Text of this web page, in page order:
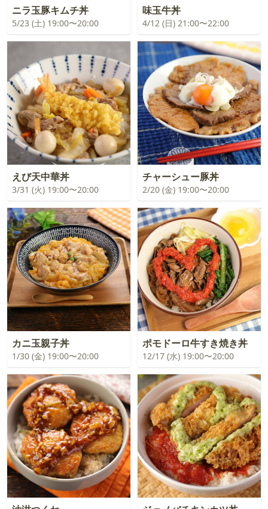
ニラ玉豚キムチ丼
5/23 (土) 19:00〜20:00
味玉牛丼
4/12 (日) 21:00〜22:00
えび天中華丼
3/31 (火) 19:00〜20:00
チャーシュー豚丼
2/20 (金) 19:00〜20:00
カニ玉親子丼
1/30 (金) 19:00〜20:00
ポモドーロ牛すき焼き丼
12/17 (水) 19:00〜20:00